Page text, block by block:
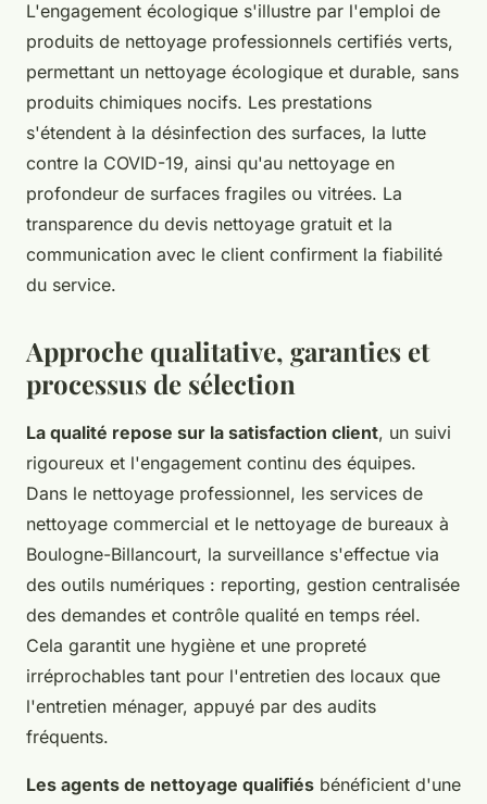
L'engagement écologique s'illustre par l'emploi de
produits de nettoyage professionnels certifiés verts,
permettant un nettoyage écologique et durable, sans
produits chimiques nocifs. Les prestations
s'étendent à la désinfection des surfaces, la lutte
contre la COVID-19, ainsi qu'au nettoyage en
profondeur de surfaces fragiles ou vitrées. La
transparence du devis nettoyage gratuit et la
communication avec le client confirment la fiabilité
du service.
Approche qualitative, garanties et
processus de sélection
La qualité repose sur la satisfaction client, un suivi
rigoureux et l'engagement continu des équipes.
Dans le nettoyage professionnel, les services de
nettoyage commercial et le nettoyage de bureaux à
Boulogne-Billancourt, la surveillance s'effectue via
des outils numériques : reporting, gestion centralisée
des demandes et contrôle qualité en temps réel.
Cela garantit une hygiène et une propreté
irréprochables tant pour l'entretien des locaux que
l'entretien ménager, appuyé par des audits
fréquents.
Les agents de nettoyage qualifiés bénéficient d'une